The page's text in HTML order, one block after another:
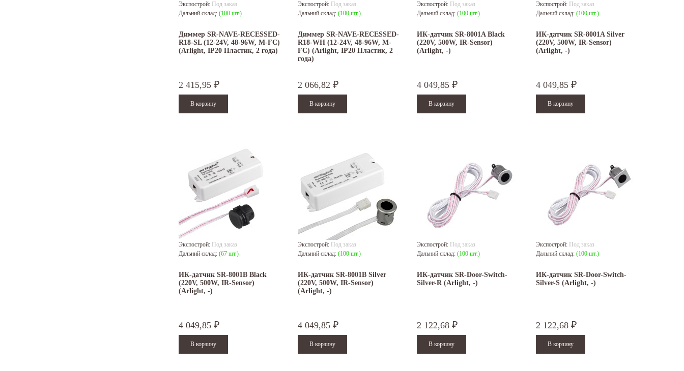
Экспострой: Под заказ
Дальний склад: (100 шт.)
Диммер SR-NAVE-RECESSED-
R18-SL (12-24V, 48-96W, M-FC)
(Arlight, IP20 Пластик, 2 года)
2 415,95 ₽
Экспострой: Под заказ
Дальний склад: (100 шт.)
Диммер SR-NAVE-RECESSED-
R18-WH (12-24V, 48-96W, M-
FC) (Arlight, IP20 Пластик, 2
года)
2 066,82 ₽
Экспострой: Под заказ
Дальний склад: (100 шт.)
ИК-датчик SR-8001A Black
(220V, 500W, IR-Sensor)
(Arlight, -)
4 049,85 ₽
Экспострой: Под заказ
Дальний склад: (100 шт.)
ИК-датчик SR-8001A Silver
(220V, 500W, IR-Sensor)
(Arlight, -)
4 049,85 ₽
Экспострой: Под заказ
Дальний склад: (67 шт.)
ИК-датчик SR-8001B Black
(220V, 500W, IR-Sensor)
(Arlight, -)
4 049,85 ₽
Экспострой: Под заказ
Дальний склад: (100 шт.)
ИК-датчик SR-8001B Silver
(220V, 500W, IR-Sensor)
(Arlight, -)
4 049,85 ₽
Экспострой: Под заказ
Дальний склад: (100 шт.)
ИК-датчик SR-Door-Switch-
Silver-R (Arlight, -)
2 122,68 ₽
Экспострой: Под заказ
Дальний склад: (100 шт.)
ИК-датчик SR-Door-Switch-
Silver-S (Arlight, -)
2 122,68 ₽